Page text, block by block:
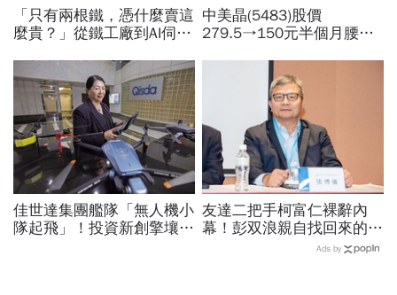
「只有兩根鐵，憑什麼賣這
麼貴？」從鐵工廠到AI伺服
城河創造超高毛利率
中美晶(5483)股價
279.5→150元半個月腰
績、罕見抱屈自家股票：真
的被低估了
佳世達集團艦隊「無人機小
隊起飛」！投資新創擎壤、
友達二把手柯富仁裸辭內
幕！彭双浪親自找回來的接
班人，為何最後撕破臉？
Ads by